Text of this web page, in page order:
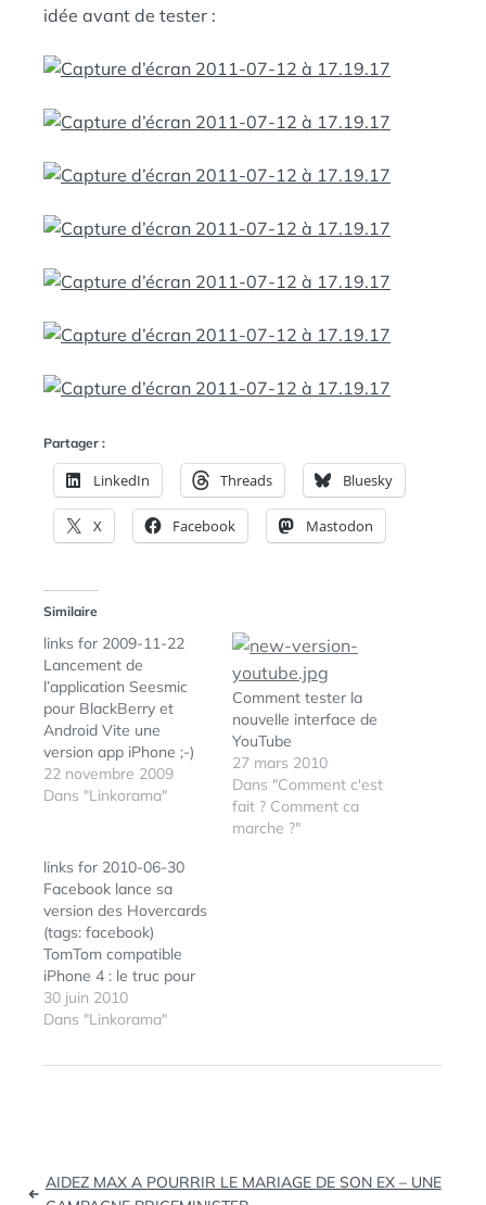
idée avant de tester :
Partager :
LinkedIn Threads Bluesky
X Facebook Mastodon
Similaire
links for 2009-11-22
Lancement de
l’application Seesmic
pour BlackBerry et
Android Vite une
version app iPhone ;-)
(tags: mobile seesmic)
Belgium iPhone » Apple
prévisions pour l'iPhone
V4 2010 (tags: iphone
2010) Quirco - iPhone
Software, Games &
Utilities - Créer une
icone iPhone pour
votre…
22 novembre 2009
Dans "Linkorama"
Comment tester la
nouvelle interface de
YouTube
27 mars 2010
Dans "Comment c'est
fait ? Comment ca
marche ?"
links for 2010-06-30
Facebook lance sa
version des Hovercards
(tags: facebook)
TomTom compatible
iPhone 4 : le truc pour
bricoler le support
voiture Il suffit de coller
derrière le port
recharge. Simple,…
30 juin 2010
Dans "Linkorama"
ÉTIQUETTES :
COSMIC
Navigation
AIDEZ MAX A POURRIR LE MARIAGE DE SON EX – UNE